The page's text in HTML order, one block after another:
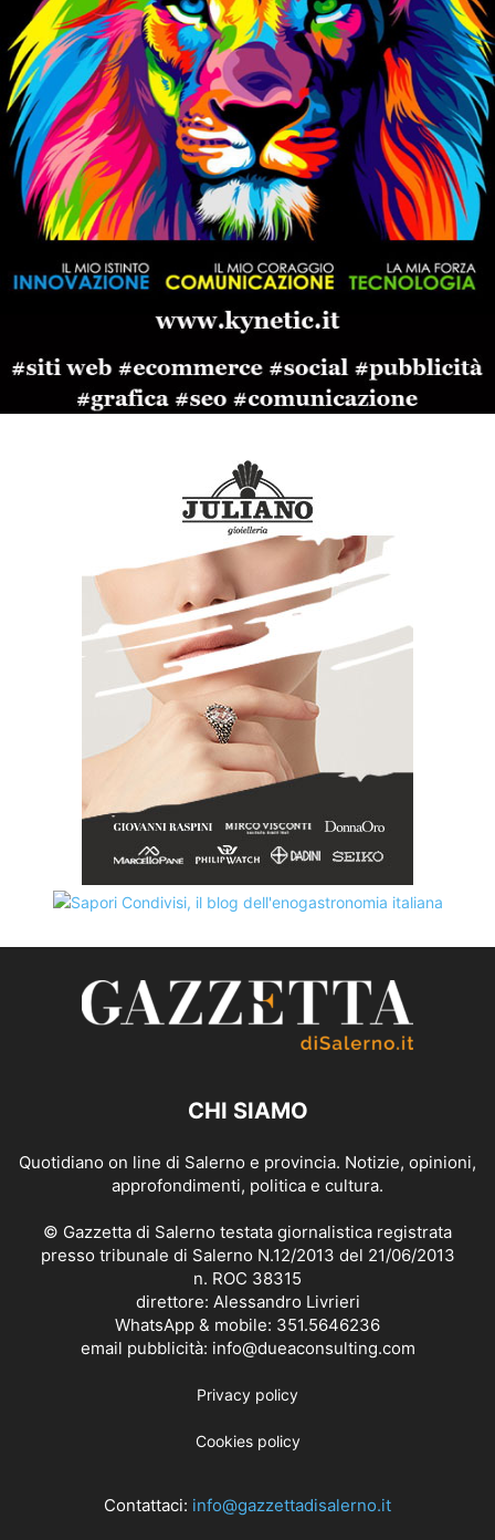
CHI SIAMO
Quotidiano on line di Salerno e provincia. Notizie, opinioni,
approfondimenti, politica e cultura.
© Gazzetta di Salerno testata giornalistica registrata
presso tribunale di Salerno N.12/2013 del 21/06/2013
n. ROC 38315
direttore: Alessandro Livrieri
WhatsApp & mobile: 351.5646236
email pubblicità: info@dueaconsulting.com
Privacy policy
Cookies policy
Contattaci: info@gazzettadisalerno.it